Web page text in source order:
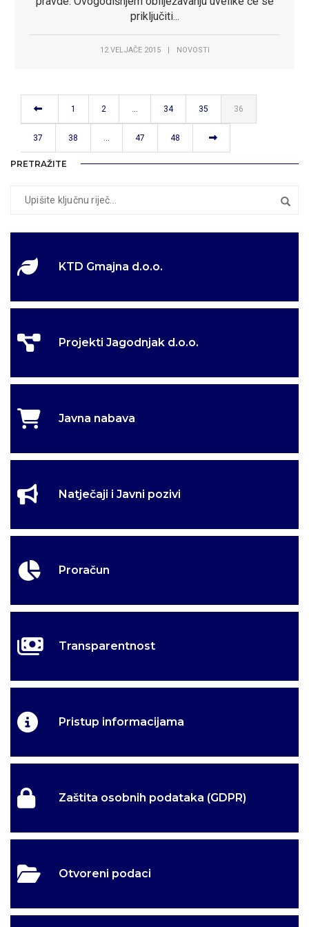
priključiti...
12 VELJAČE 2015 | NOVOSTI
1 2 … 34 35 36
37 38 … 47 48
PRETRAŽITE
KTD Gmajna d.o.o.
Projekti Jagodnjak d.o.o.
Javna nabava
Natječaji i Javni pozivi
Proračun
Transparentnost
Pristup informacijama
Zaštita osobnih podataka (GDPR)
Otvoreni podaci